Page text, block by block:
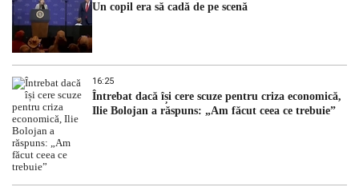
Un copil era să cadă de pe scenă
16:25
Întrebat dacă își cere scuze pentru criza economică,
Ilie Bolojan a răspuns: „Am făcut ceea ce trebuie”